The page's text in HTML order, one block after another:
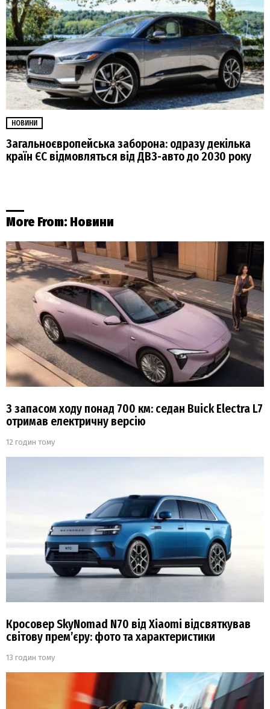
НОВИНИ
Загальноєвропейська заборона: одразу декілька
країн ЄС відмовляться від ДВЗ-авто до 2030 року
More From: Новини
З запасом ходу понад 700 км: седан Buick Electra L7
отримав електричну версію
12 годин тому
Кросовер SkyNomad N70 від Xiaomi відсвяткував
світову прем’єру: фото та характеристики
13 годин тому